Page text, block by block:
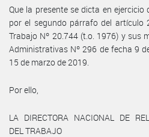
Que la presente se dicta en
por el segundo párrafo del artículo
Trabajo Nº 20.744 (t.o. 1976) y sus
Administrativas Nº 296 de fecha 9
15 de marzo de 2019.
Por ello,
LA DIRECTORA NACIONAL DE
DEL TRABAJO